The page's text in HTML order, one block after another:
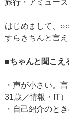
旅行・アミューズ
はじめまして、
すらきちんと言
■ちゃんと聞こえ
・声が小さい。
31歳／情報・IT）
・自己紹介のと